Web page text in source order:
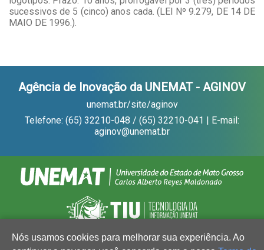
sucessivos de 5 (cinco) anos cada. (LEI Nº 9.279, DE 14 DE
MAIO DE 1996.).
Agência de Inovação da UNEMAT - AGINOV
unemat.br/site/aginov
Telefone: (65) 32210-048 / (65) 32210-041 | E-mail:
aginov@unemat.br
Nós usamos cookies para melhorar sua experiência. Ao